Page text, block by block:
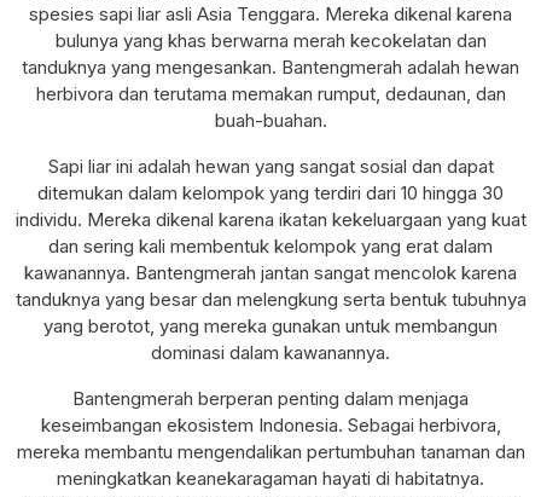
spesies sapi liar asli Asia Tenggara. Mereka dikenal karena
bulunya yang khas berwarna merah kecokelatan dan
tanduknya yang mengesankan. Bantengmerah adalah hewan
herbivora dan terutama memakan rumput, dedaunan, dan
buah-buahan.
Sapi liar ini adalah hewan yang sangat sosial dan dapat
ditemukan dalam kelompok yang terdiri dari 10 hingga 30
individu. Mereka dikenal karena ikatan kekeluargaan yang kuat
dan sering kali membentuk kelompok yang erat dalam
kawanannya. Bantengmerah jantan sangat mencolok karena
tanduknya yang besar dan melengkung serta bentuk tubuhnya
yang berotot, yang mereka gunakan untuk membangun
dominasi dalam kawanannya.
Bantengmerah berperan penting dalam menjaga
keseimbangan ekosistem Indonesia. Sebagai herbivora,
mereka membantu mengendalikan pertumbuhan tanaman dan
meningkatkan keanekaragaman hayati di habitatnya.